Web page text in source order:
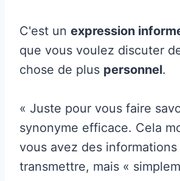
C'est un expression
que vous voulez discuter
chose de plus personnel.
« Juste pour vous faire
synonyme efficace. Cela
vous avez des informations
transmettre, mais «